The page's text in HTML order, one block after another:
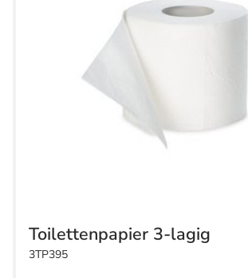
Toilettenpapier 3-lagig
3TP395